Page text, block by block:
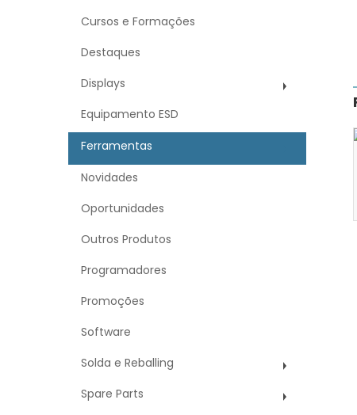
Cursos e Formações
Destaques
Displays
Equipamento ESD
Ferramentas
Novidades
Oportunidades
Outros Produtos
Programadores
Promoções
Software
Solda e Reballing
Spare Parts